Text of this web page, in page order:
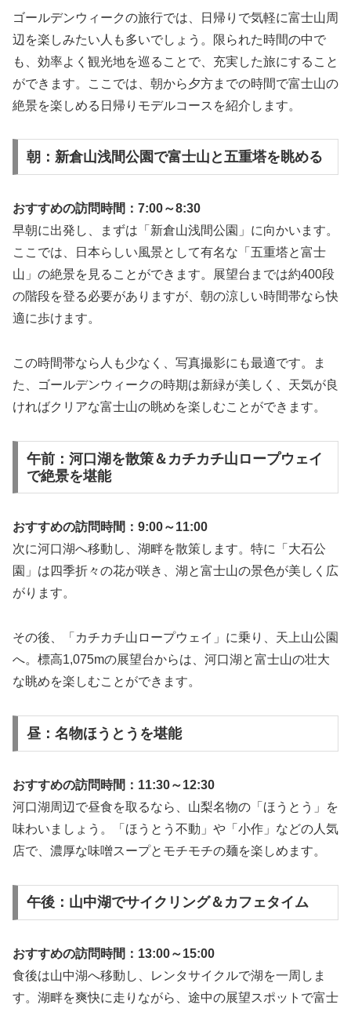
ゴールデンウィークの旅行では、日帰りで気軽に富士山周
辺を楽しみたい人も多いでしょう。限られた時間の中で
も、効率よく観光地を巡ることで、充実した旅にすること
ができます。ここでは、朝から夕方までの時間で富士山の
絶景を楽しめる日帰りモデルコースを紹介します。
朝：新倉山浅間公園で富士山と五重塔を眺める
おすすめの訪問時間：7:00～8:30
早朝に出発し、まずは「新倉山浅間公園」に向かいます。
ここでは、日本らしい風景として有名な「五重塔と富士
山」の絶景を見ることができます。展望台までは約400段
の階段を登る必要がありますが、朝の涼しい時間帯なら快
適に歩けます。
この時間帯なら人も少なく、写真撮影にも最適です。ま
た、ゴールデンウィークの時期は新緑が美しく、天気が良
ければクリアな富士山の眺めを楽しむことができます。
午前：河口湖を散策＆カチカチ山ロープウェイ
で絶景を堪能
おすすめの訪問時間：9:00～11:00
次に河口湖へ移動し、湖畔を散策します。特に「大石公
園」は四季折々の花が咲き、湖と富士山の景色が美しく広
がります。
その後、「カチカチ山ロープウェイ」に乗り、天上山公園
へ。標高1,075mの展望台からは、河口湖と富士山の壮大
な眺めを楽しむことができます。
昼：名物ほうとうを堪能
おすすめの訪問時間：11:30～12:30
河口湖周辺で昼食を取るなら、山梨名物の「ほうとう」を
味わいましょう。「ほうとう不動」や「小作」などの人気
店で、濃厚な味噌スープとモチモチの麺を楽しめます。
午後：山中湖でサイクリング＆カフェタイム
おすすめの訪問時間：13:00～15:00
食後は山中湖へ移動し、レンタサイクルで湖を一周しま
す。湖畔を爽快に走りながら、途中の展望スポットで富士